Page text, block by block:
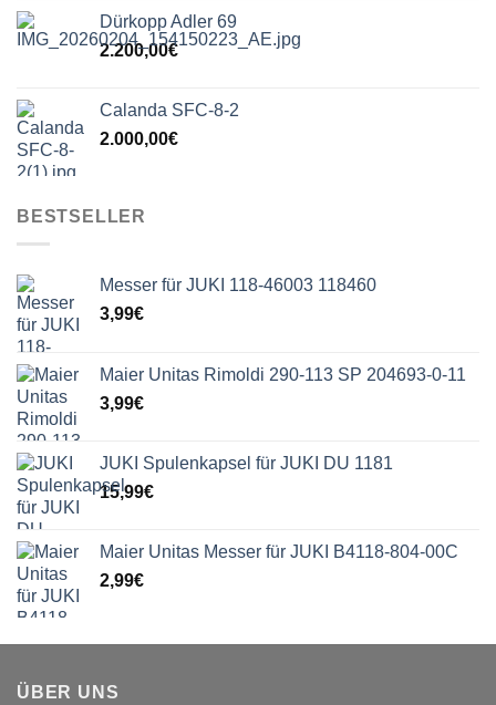
Dürkopp Adler 69
2.200,00€
Calanda SFC-8-2
2.000,00€
BESTSELLER
Messer für JUKI 118-46003 118460
3,99€
Maier Unitas Rimoldi 290-113 SP 204693-0-11
3,99€
JUKI Spulenkapsel für JUKI DU 1181
15,99€
Maier Unitas Messer für JUKI B4118-804-00C
2,99€
ÜBER UNS